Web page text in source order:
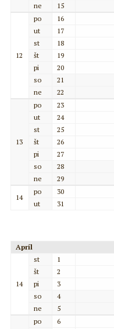
ne
15
12
po
16
ut
17
st
18
št
19
pi
20
so
21
ne
22
13
po
23
ut
24
st
25
št
26
pi
27
so
28
ne
29
14
po
30
ut
31
Apríl
14
st
1
št
2
pi
3
so
4
ne
5
po
6